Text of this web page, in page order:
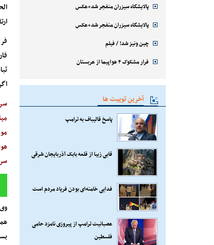
پالایشگاه سیزران منفجر شد+عکس
پالایشگاه سیزران منفجر شد+عکس
چین ونیز شد! / فیلم
فرار مشکوک ۴ هواپیما از عربستان
آخرین توییت ها
پاسخ قالیباف به ترامپ
قابی زیبا از قلعه بابک آذربایجان شرقی
فدایی خامنه‌ای بودن فریاد مردم است
عصبانیت ترامپ از پیروزی نامزد حامی
فلسطین